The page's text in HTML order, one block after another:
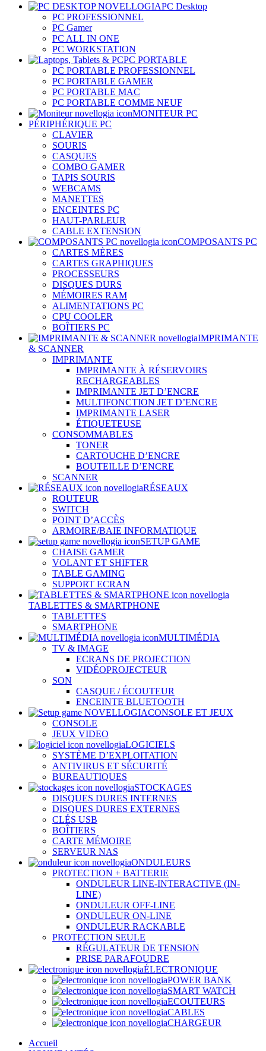
PC Desktop
PC PROFESSIONNEL
PC Gamer
PC ALL IN ONE
PC WORKSTATION
PC PORTABLE
PC PORTABLE PROFESSIONNEL
PC PORTABLE GAMER
PC PORTABLE MAC
PC PORTABLE COMME NEUF
MONITEUR PC
PÉRIPHÉRIQUE PC
CLAVIER
SOURIS
CASQUES
COMBO GAMER
TAPIS SOURIS
WEBCAMS
MANETTES
ENCEINTES PC
HAUT-PARLEUR
CABLE EXTENSION
COMPOSANTS PC
CARTES MÈRES
CARTES GRAPHIQUES
PROCESSEURS
DISQUES DURS
MÉMOIRES RAM
ALIMENTATIONS PC
CPU COOLER
BOÎTIERS PC
IMPRIMANTE
& SCANNER
IMPRIMANTE
IMPRIMANTE À RÉSERVOIRS
RECHARGEABLES
IMPRIMANTE JET D’ENCRE
MULTIFONCTION JET D’ENCRE
IMPRIMANTE LASER
ÉTIQUETEUSE
CONSOMMABLES
TONER
CARTOUCHE D’ENCRE
BOUTEILLE D’ENCRE
SCANNER
RÉSEAUX
ROUTEUR
SWITCH
POINT D’ACCÈS
ARMOIRE/BAIE INFORMATIQUE
SETUP GAME
CHAISE GAMER
VOLANT ET SHIFTER
TABLE GAMING
SUPPORT ECRAN
TABLETTES & SMARTPHONE
TABLETTES
SMARTPHONE
MULTIMÉDIA
TV & IMAGE
ECRANS DE PROJECTION
VIDÉOPROJECTEUR
SON
CASQUE / ÉCOUTEUR
ENCEINTE BLUETOOTH
CONSOLE ET JEUX
CONSOLE
JEUX VIDEO
LOGICIELS
SYSTÈME D’EXPLOITATION
ANTIVIRUS ET SÉCURITÉ
BUREAUTIQUES
STOCKAGES
DISQUES DURES INTERNES
DISQUES DURES EXTERNES
CLÉS USB
BOÎTIERS
CARTE MÉMOIRE
SERVEUR NAS
ONDULEURS
PROTECTION + BATTERIE
ONDULEUR LINE-INTERACTIVE (IN-
LINE)
ONDULEUR OFF-LINE
ONDULEUR ON-LINE
ONDULEUR RACKABLE
PROTECTION SEULE
RÉGULATEUR DE TENSION
PRISE PARAFOUDRE
ÉLECTRONIQUE
POWER BANK
SMART WATCH
ECOUTEURS
CABLES
CHARGEUR
Accueil